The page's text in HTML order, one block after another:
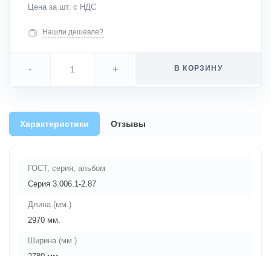
Цена за шт. с НДС
Нашли дешевле?
- + В КОРЗИНУ
Характеристики Отзывы
ГОСТ, серия, альбом
Серия 3.006.1-2.87
Длина (мм.)
2970 мм.
Ширина (мм.)